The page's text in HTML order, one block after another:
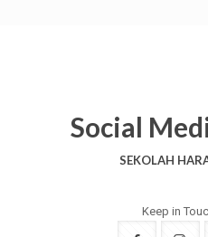
Social
SEKOLAH
Keep in